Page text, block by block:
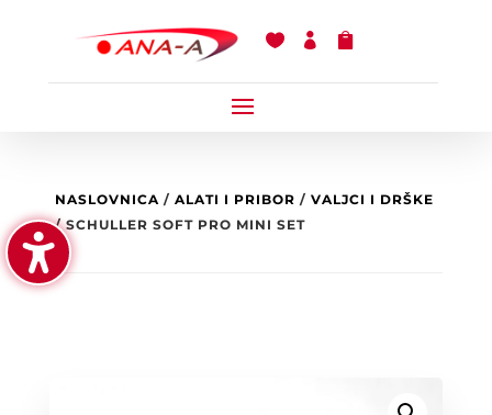
  
NASLOVNICA/ ALATI I PRIBOR / VALJCI I DRŠKE
/ SCHULLER SOFT PRO MINI SET